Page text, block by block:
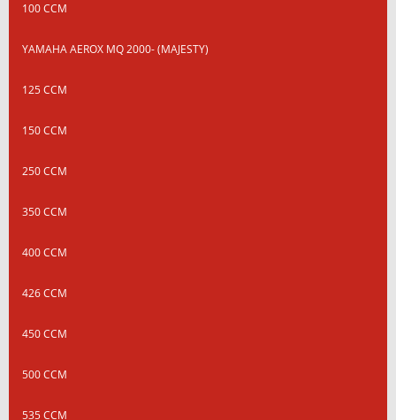
100 CCM
YAMAHA AEROX MQ 2000- (MAJESTY)
125 CCM
150 CCM
250 CCM
350 CCM
400 CCM
426 CCM
450 CCM
500 CCM
535 CCM